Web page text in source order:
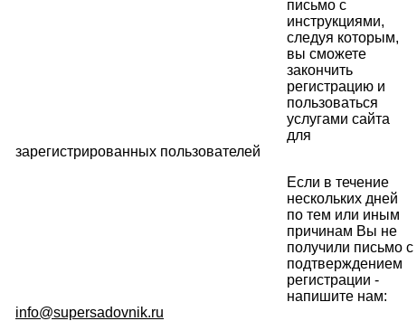
письмо с
инструкциями,
следуя которым,
вы сможете
закончить
регистрацию и
пользоваться
услугами сайта
для
зарегистрированных пользователей
Если в течение
нескольких дней
по тем или иным
причинам Вы не
получили письмо с
подтверждением
регистрации -
напишите нам:
info@supersadovnik.ru